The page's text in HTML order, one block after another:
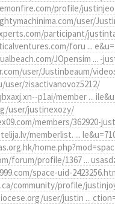
profile/
user/
participant/
foru ...
JOpensim ... -
user/Justinbeaum/
zisactivanovoz5212/
p1ai/member ...
user/justinexozy/
members/362920-
memberlist. ...
forum/profile/1367 ...
space-uid-
community/profile/
user/justin ...